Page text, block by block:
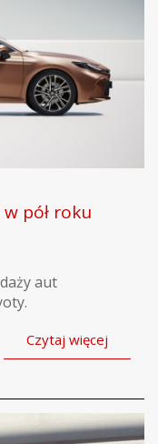
pół roku
aut
Czytaj więcej